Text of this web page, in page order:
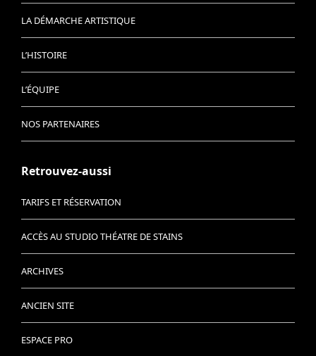
LA DÉMARCHE ARTISTIQUE
L’HISTOIRE
L’ÉQUIPE
NOS PARTENAIRES
Retrouvez-aussi
TARIFS ET RÉSERVATION
ACCÈS AU STUDIO THÉATRE DE STAINS
ARCHIVES
ANCIEN SITE
ESPACE PRO